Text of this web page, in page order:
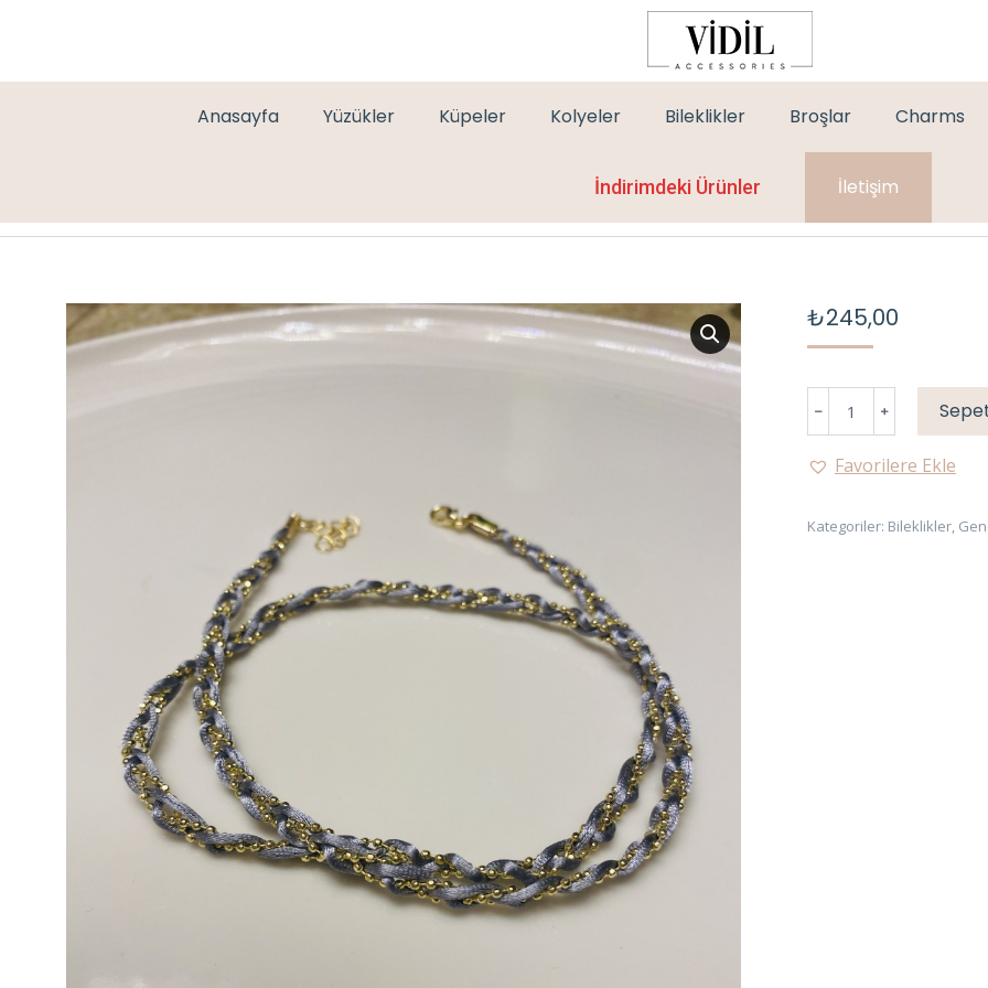
Anasayfa Yüzükler Küpeler Kolyeler Bileklikler Broşlar Charms
İndirimdeki Ürünler İletişim
₺245,00
BİLEKLİK
Favorilere Ekle
Kategoriler: Bileklikler,